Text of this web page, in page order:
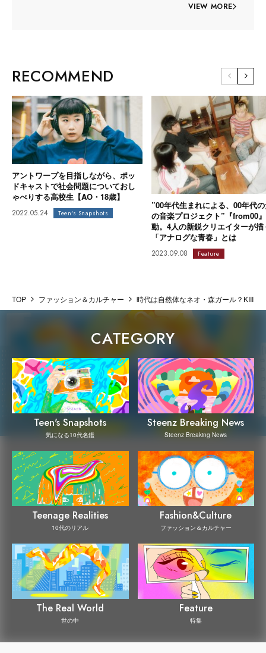
VIEW MORE
RECOMMEND
アントワープを目指しながら、ポッ
ドキャストで社会問題についておし
ゃべりする高校生【AO・18歳】
2022.05.24 Teen's Snapshots
”00年代生まれによる、00年代
の音楽プロジェクト”『from00
動。4人の新鋭クリエイターが描
「アナログな青春」とは
2023.09.08 Feature
TOP ファッション＆カルチャー 時代は自然体なネオ・森ガール？
CATEGORY
Teen's Snapshots
気になる10代名鑑
Steenz Breaking News
Steenz Breaking News
Teenage Realities
10代のリアル
Fashion&Culture
ファッション＆カルチャー
The Real World
世の中
Feature
特集